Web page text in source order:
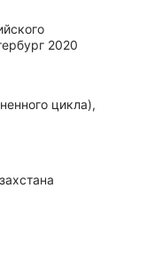
2020
цикла),